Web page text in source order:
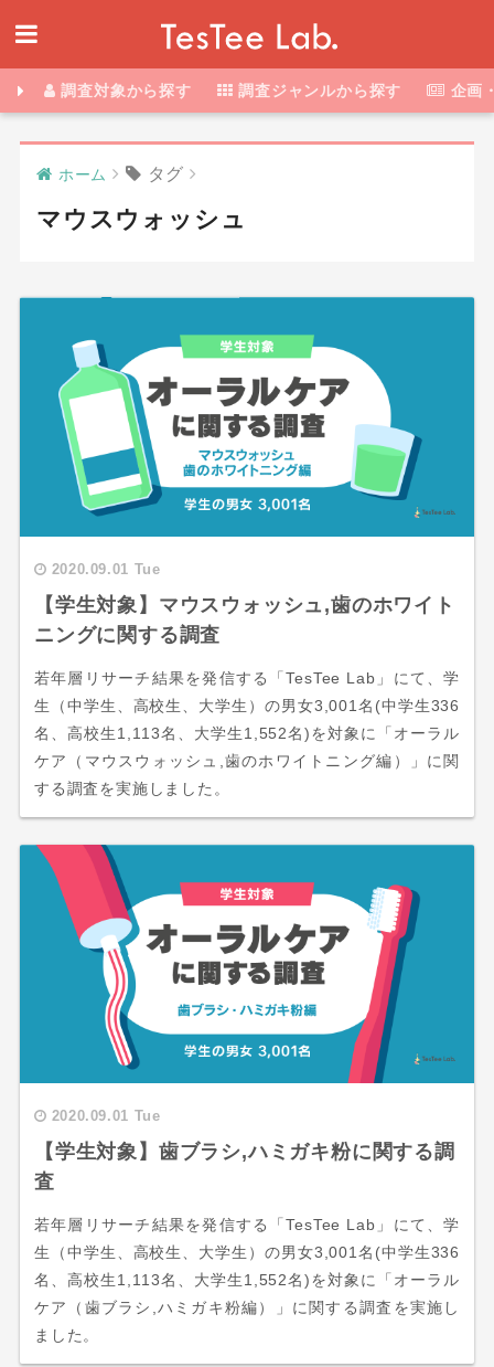
調査対象から探す 調査ジャンルから探す 企画
ホーム タグ
マウスウォッシュ
2020.09.01 Tue
【学生対象】マウスウォッシュ,歯のホワイト
ニングに関する調査
若年層リサーチ結果を発信する「TesTee Lab」にて、学
生（中学生、高校生、大学生）の男女3,001名(中学生336
名、高校生1,113名、大学生1,552名)を対象に「オーラル
ケア（マウスウォッシュ,歯のホワイトニング編）」に関
する調査を実施しました。
2020.09.01 Tue
【学生対象】歯ブラシ,ハミガキ粉に関する調
査
若年層リサーチ結果を発信する「TesTee Lab」にて、学
生（中学生、高校生、大学生）の男女3,001名(中学生336
名、高校生1,113名、大学生1,552名)を対象に「オーラル
ケア（歯ブラシ,ハミガキ粉編）」に関する調査を実施し
ました。